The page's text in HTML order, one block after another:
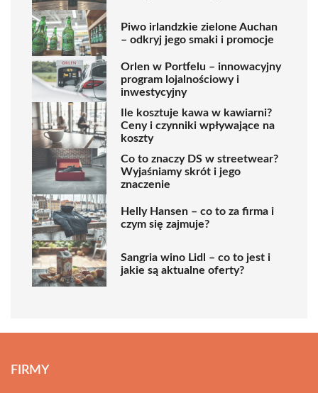
Piwo irlandzkie zielone Auchan
– odkryj jego smaki i promocje
Orlen w Portfelu – innowacyjny
program lojalnościowy i
inwestycyjny
Ile kosztuje kawa w kawiarni?
Ceny i czynniki wpływające na
koszty
Co to znaczy DS w streetwear?
Wyjaśniamy skrót i jego
znaczenie
Helly Hansen – co to za firma i
czym się zajmuje?
Sangria wino Lidl – co to jest i
jakie są aktualne oferty?
FIRMY